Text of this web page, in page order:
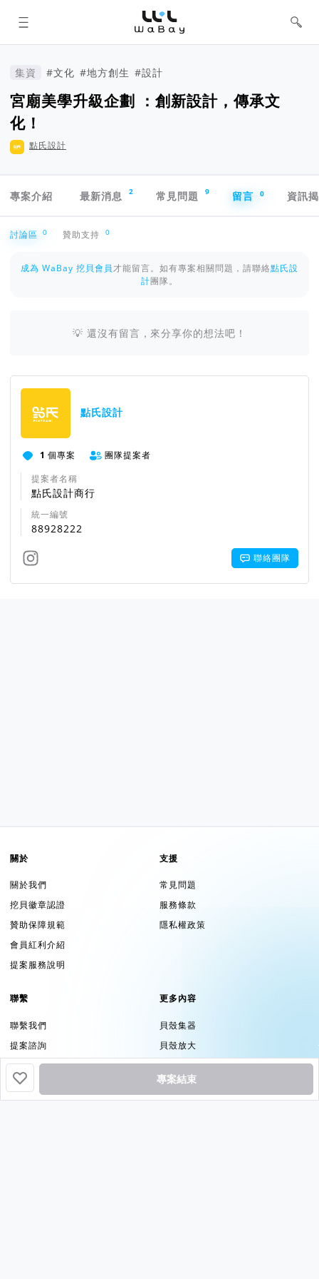
WaBay 挖貝 | 台灣最值得信賴的群眾
集資 / 群眾募資平台
集資 #文化 #地方創生 #設計
宮廟美學升級企劃 ：創新設計，傳承文
化！
點氏設計
專案介紹
最新消息 2 常見問題 9 留言 0 資訊
專案結束
討論區 0 贊助支持 0
成為 WaBay 挖貝會員才能留言。如有專案相關問題，請聯絡點氏設
計團隊。
💡 還沒有留言，來分享你的想法吧！
點氏設計
1 個專案
團隊提案者
提案者名稱
點氏設計商行
統一編號
88928222
聯絡團隊
關於
關於我們
挖貝徽章認證
贊助保障規範
會員紅利介紹
提案服務說明
支援
常見問題
服務條款
隱私權政策
聯繫
聯繫我們
提案諮詢
品牌資源
更多內容
貝殼集器
貝殼放大
群眾觀點
追蹤